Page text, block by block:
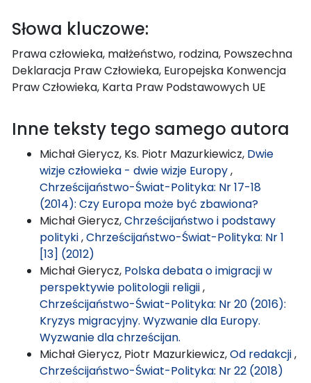
Słowa kluczowe:
Prawa człowieka, małżeństwo, rodzina, Powszechna
Deklaracja Praw Człowieka, Europejska Konwencja
Praw Człowieka, Karta Praw Podstawowych UE
Inne teksty tego samego autora
Michał Gierycz, Ks. Piotr Mazurkiewicz, Dwie
wizje człowieka - dwie wizje Europy,
Chrześcijaństwo-Świat-Polityka: Nr 17-18
(2014): Czy Europa może być zbawiona?
Michał Gierycz,Chrześcijaństwo i podstawy
polityki,Chrześcijaństwo-Świat-Polityka: Nr 1
[13] (2012)
Michał Gierycz, Polska debata o imigracji w
perspektywie politologii religii,
Chrześcijaństwo-Świat-Polityka: Nr 20 (2016):
Kryzys migracyjny. Wyzwanie dla Europy.
Wyzwanie dla chrześcijan.
Michał Gierycz, Piotr Mazurkiewicz,Od redakcji,
Chrześcijaństwo-Świat-Polityka: Nr 22 (2018)